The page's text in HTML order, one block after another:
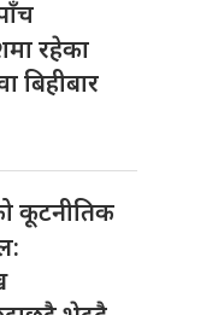
रहेका
बिहीबार
कूटनीतिक